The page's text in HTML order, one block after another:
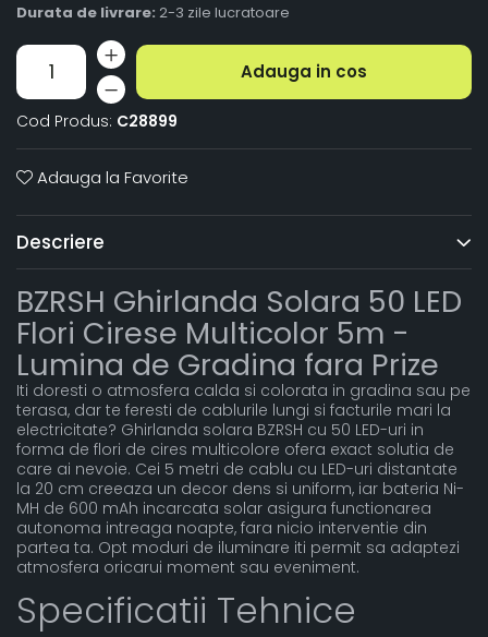
Durata de livrare: 2-3 zile lucratoare
Adauga in cos
Cod Produs: C28899
Adauga la Favorite
Descriere
BZRSH Ghirlanda Solara 50 LED
Flori Cirese Multicolor 5m -
Lumina de Gradina fara Prize
Iti doresti o atmosfera calda si colorata in gradina sau pe
terasa, dar te feresti de cablurile lungi si facturile mari la
electricitate? Ghirlanda solara BZRSH cu 50 LED-uri in
forma de flori de cires multicolore ofera exact solutia de
care ai nevoie. Cei 5 metri de cablu cu LED-uri distantate
la 20 cm creeaza un decor dens si uniform, iar bateria Ni-
MH de 600 mAh incarcata solar asigura functionarea
autonoma intreaga noapte, fara nicio interventie din
partea ta. Opt moduri de iluminare iti permit sa adaptezi
atmosfera oricarui moment sau eveniment.
Specificatii Tehnice